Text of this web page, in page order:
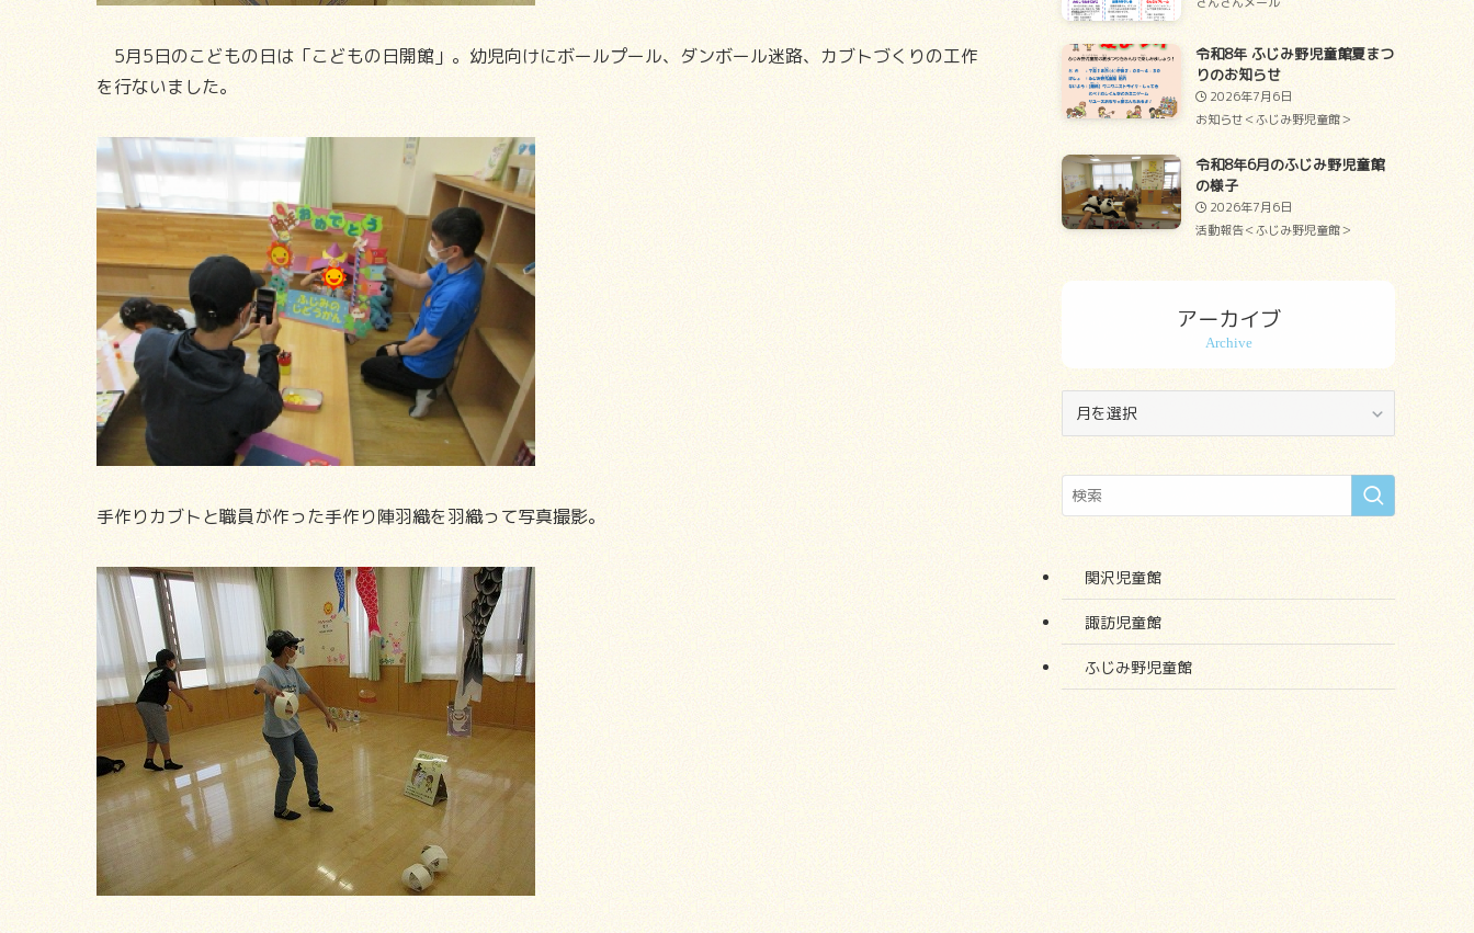
5月5日のこどもの日は「こどもの日開館」。幼児向けにボールプール、ダンボール迷路、カブトづくりの工作
を行ないました。
手作りカブトと職員が作った手作り陣羽織を羽織って写真撮影。
令和8年 ふじみ野児童館夏まつ
りのお知らせ
2026年7月6日
お知らせ＜ふじみ野児童館＞
令和8年6月のふじみ野児童館
の様子
2026年7月6日
活動報告＜ふじみ野児童館＞
アーカイブ
ア
カ
イ
ブ
関沢児童館
諏訪児童館
ふじみ野児童館